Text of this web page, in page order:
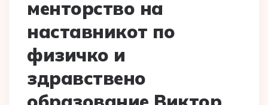
менторство на
наставникот по
физичко и
здравствено